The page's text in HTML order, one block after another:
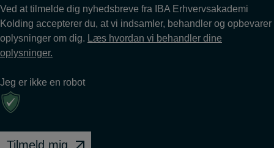
Ved at tilmelde dig nyhedsbreve fra IBA Erhvervsakademi
Kolding accepterer du, at vi indsamler, behandler og opbevarer
oplysninger om dig. Læs hvordan vi behandler dine
oplysninger.
Jeg er ikke en robot
Tilmeld mig